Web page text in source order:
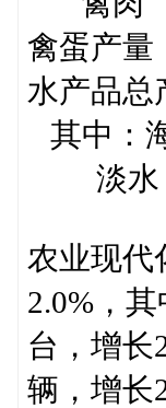
禽蛋
水产品
其中
淡水
农业现代
2.0%，
台，增长
辆，增长